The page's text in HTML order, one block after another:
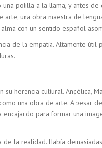
polilla a la llama, y antes de
una obra maestra de
con un sentido español
de la empatía. Altamente
herencia cultural. Angélica,
una obra de arte. A pesar
para formar una
la realidad. Había